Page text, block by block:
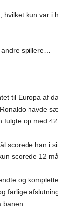
hvilket kun var i
spillere…
til Europa af
havde
op med
scorede han i
scorede 12
og
farlige